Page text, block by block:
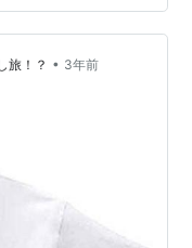
た。 昨日そのこと
フォグ』やわ。こ
わ。私もそうや
グ？何だか聞…
旅！？ • 3年前